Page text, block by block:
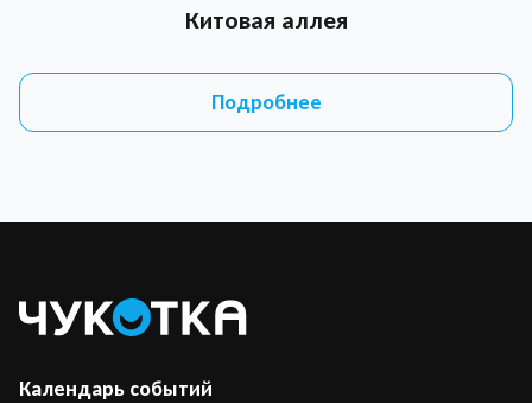
Китовая аллея
Подробнее
Календарь событий